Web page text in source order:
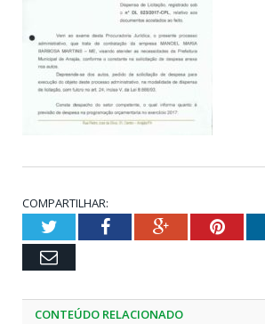
COMPARTILHAR:
TwitterFacebookGoogle+
Email
CONTEÚDO RELACIONADO